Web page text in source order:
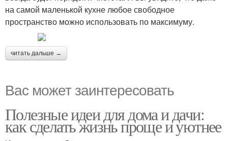
на самой маленькой кухне любое свободное
пространство можно использовать по максимуму.
читать дальше →
Вас может заинтересовать
Полезные идеи для дома и дачи:
как сделать жизнь проще и уютнее